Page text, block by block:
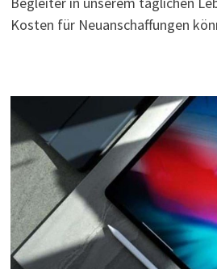
Kosten für Neuanschaffungen